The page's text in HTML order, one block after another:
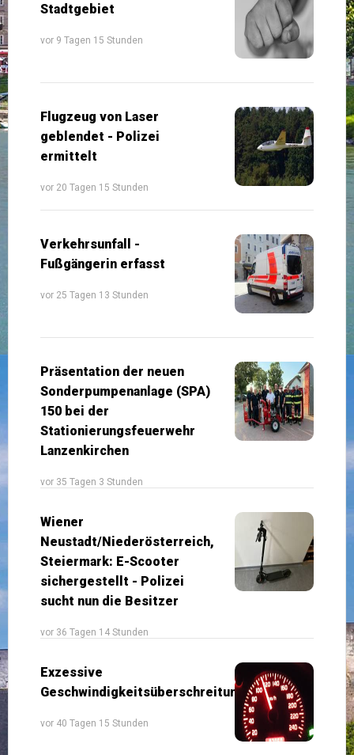
Stadtgebiet
vor 9 Tagen 15 Stunden
Flugzeug von Laser
geblendet - Polizei
ermittelt
vor 20 Tagen 15 Stunden
Verkehrsunfall -
Fußgängerin erfasst
vor 25 Tagen 13 Stunden
Präsentation der neuen
Sonderpumpenanlage (SPA)
150 bei der
Stationierungsfeuerwehr
Lanzenkirchen
vor 35 Tagen 3 Stunden
Wiener
Neustadt/Niederösterreich,
Steiermark: E-Scooter
sichergestellt - Polizei
sucht nun die Besitzer
vor 36 Tagen 14 Stunden
Exzessive
Geschwindigkeitsüberschreitung
vor 40 Tagen 15 Stunden